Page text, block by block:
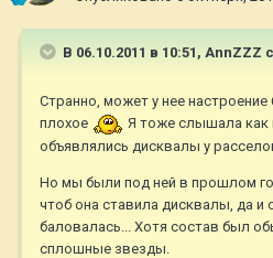
В 06.10.2011 в 10:51, AnnZZZ
Странно, может у нее
плохое
Я тоже слышала как
объявлялись дисквалы у
Но мы были под ней в прошлом
чтоб она ставила дисквалы, да и
баловалась... Хотя состав был
сплошные звезды.